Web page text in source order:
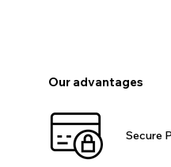
Our advantages
Secure